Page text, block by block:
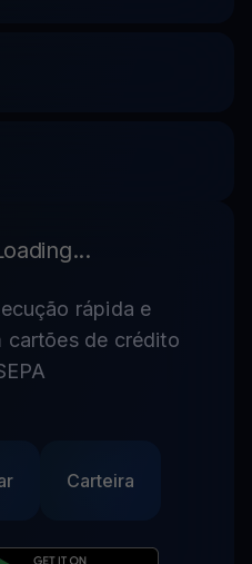
rápida e
cartões de crédito
Carteira